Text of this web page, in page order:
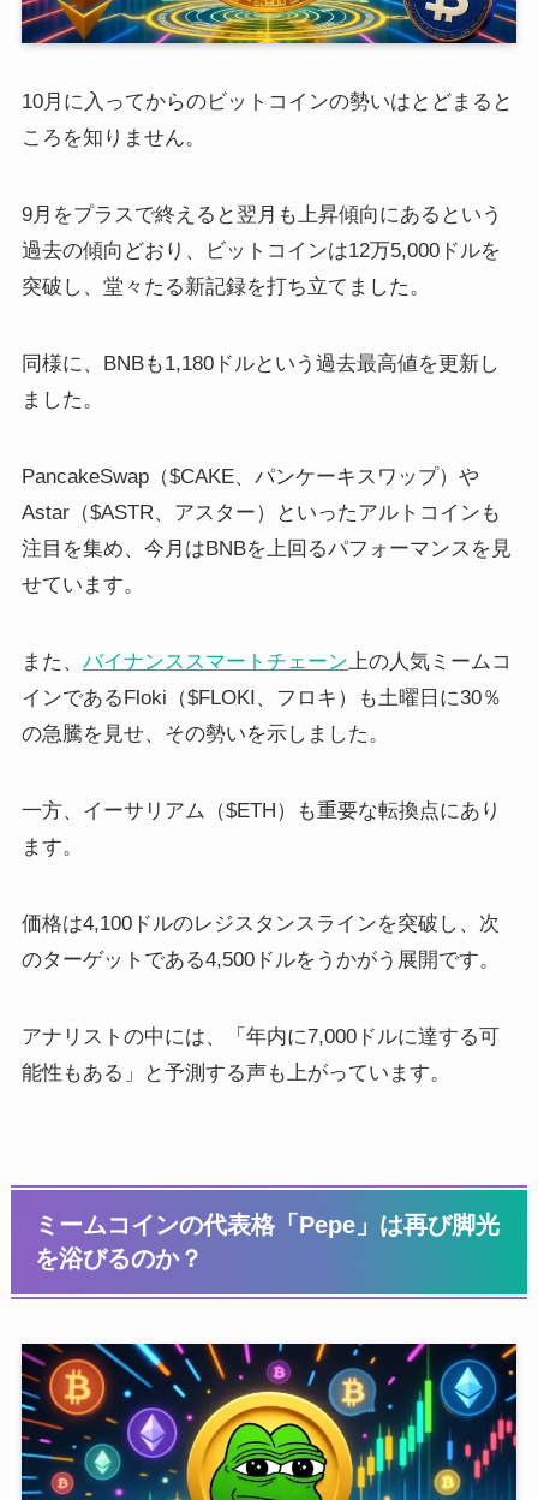
10月に入ってからのビットコインの勢いはとどまると
ころを知りません。
9月をプラスで終えると翌月も上昇傾向にあるという
過去の傾向どおり、ビットコインは12万5,000ドルを
突破し、堂々たる新記録を打ち立てました。
同様に、BNBも1,180ドルという過去最高値を更新し
ました。
PancakeSwap（$CAKE、パンケーキスワップ）や
Astar（$ASTR、アスター）といったアルトコインも
注目を集め、今月はBNBを上回るパフォーマンスを見
せています。
また、 バイナンススマートチェーン上の人気ミームコ
インであるFloki（$FLOKI、フロキ）も土曜日に30％
の急騰を見せ、その勢いを示しました。
一方、イーサリアム（$ETH）も重要な転換点にあり
ます。
価格は4,100ドルのレジスタンスラインを突破し、次
のターゲットである4,500ドルをうかがう展開です。
アナリストの中には、「年内に7,000ドルに達する可
能性もある」と予測する声も上がっています。
ミームコインの代表格「Pepe」は再び脚光
を浴びるのか？